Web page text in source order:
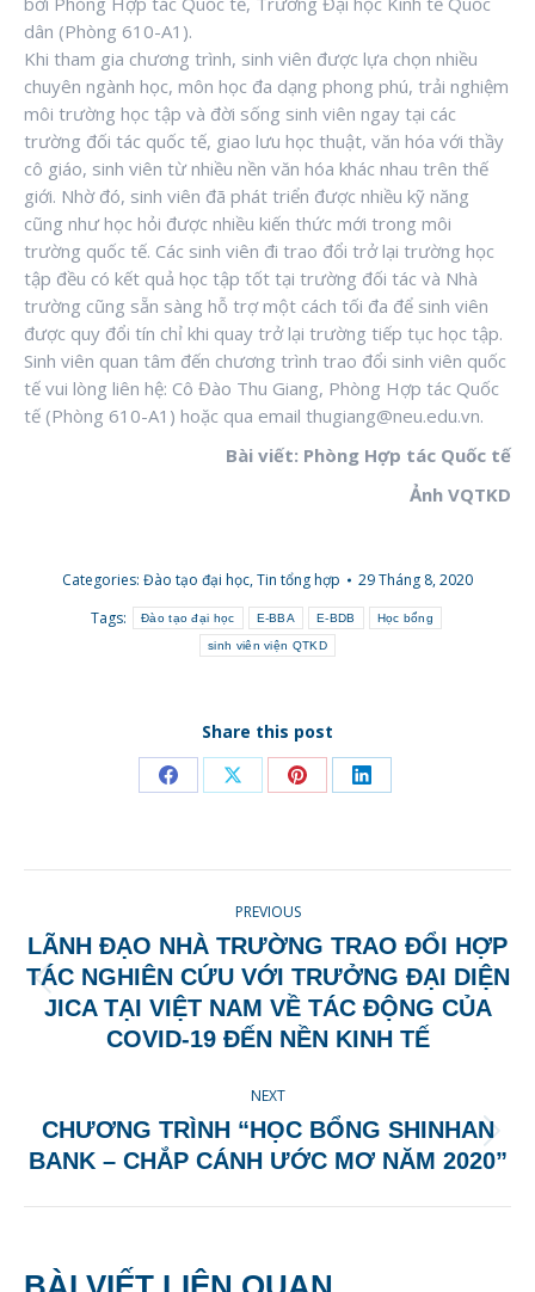
dân (Phòng 610-A1).
Khi tham gia chương trình, sinh viên được lựa chọn nhiều
chuyên ngành học, môn học đa dạng phong phú, trải nghiệm
môi trường học tập và đời sống sinh viên ngay tại các
trường đối tác quốc tế, giao lưu học thuật, văn hóa với thầy
cô giáo, sinh viên từ nhiều nền văn hóa khác nhau trên thế
giới. Nhờ đó, sinh viên đã phát triển được nhiều kỹ năng
cũng như học hỏi được nhiều kiến thức mới trong môi
trường quốc tế. Các sinh viên đi trao đổi trở lại trường học
tập đều có kết quả học tập tốt tại trường đối tác và Nhà
trường cũng sẵn sàng hỗ trợ một cách tối đa để sinh viên
được quy đổi tín chỉ khi quay trở lại trường tiếp tục học tập.
Sinh viên quan tâm đến chương trình trao đổi sinh viên quốc
tế vui lòng liên hệ: Cô Đào Thu Giang, Phòng Hợp tác Quốc
tế (Phòng 610-A1) hoặc qua email thugiang@neu.edu.vn.
Bài viết: Phòng Hợp tác Quốc tế
Ảnh VQTKD
Categories: Đào tạo đại học,Tin tổng hợp
29 Tháng 8, 2020
Tags:
Đào tạo đại học E-BBA E-BDB Học bổng
sinh viên viện QTKD
Share this post
Share
Facebook
Share
X
Share
Pinterest
Share
LinkedIn
NAVIGATION
PREVIOUS
Previous
post:
LÃNH ĐẠO NHÀ TRƯỜNG TRAO ĐỔI HỢP
TÁC NGHIÊN CỨU VỚI TRƯỞNG ĐẠI DIỆN
JICA TẠI VIỆT NAM VỀ TÁC ĐỘNG CỦA
COVID-19 ĐẾN NỀN KINH TẾ
NEXT
Next
post:
CHƯƠNG TRÌNH “HỌC BỔNG SHINHAN
BANK – CHẮP CÁNH ƯỚC MƠ NĂM 2020”